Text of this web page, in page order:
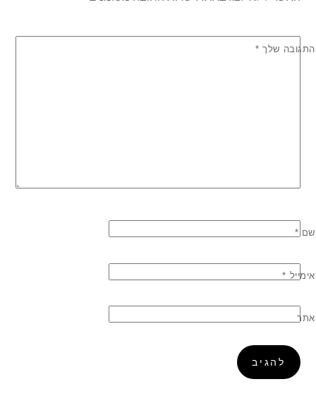
התגובה שלך *
שם *
אימייל *
אתר